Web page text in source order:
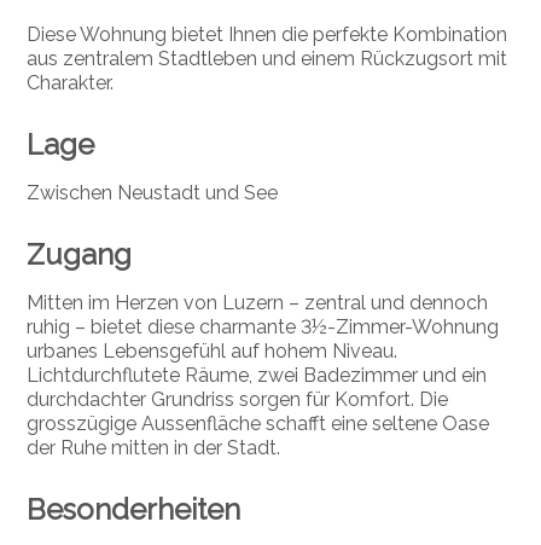
Diese Wohnung bietet Ihnen die perfekte Kombination
aus zentralem Stadtleben und einem Rückzugsort mit
Charakter.
Lage
Zwischen Neustadt und See
Zugang
Mitten im Herzen von Luzern – zentral und dennoch
ruhig – bietet diese charmante 3½-Zimmer-Wohnung
urbanes Lebensgefühl auf hohem Niveau.
Lichtdurchflutete Räume, zwei Badezimmer und ein
durchdachter Grundriss sorgen für Komfort. Die
grosszügige Aussenfläche schafft eine seltene Oase
der Ruhe mitten in der Stadt.
Besonderheiten